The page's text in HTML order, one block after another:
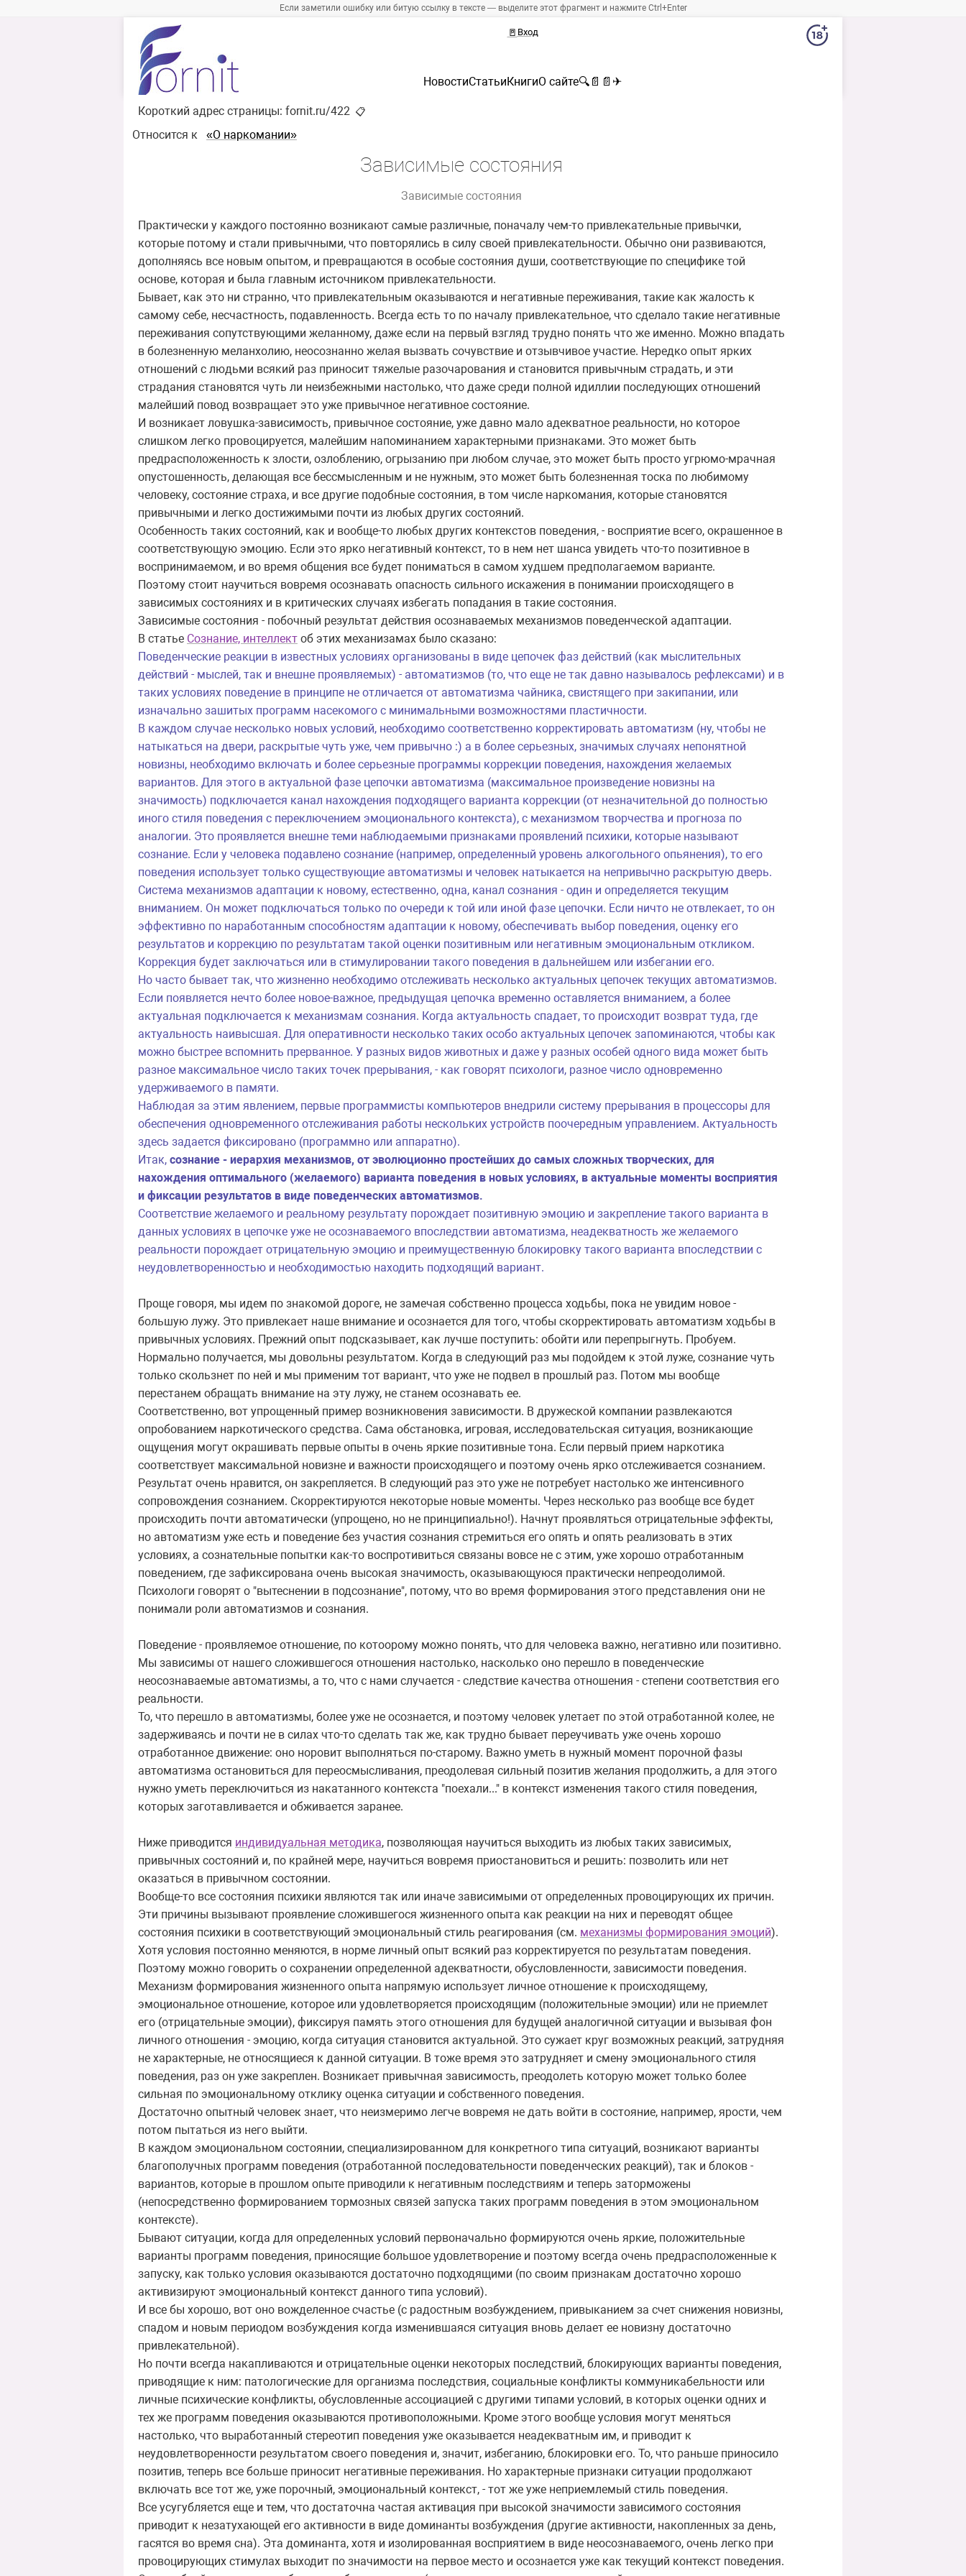
Если заметили ошибку или битую ссылку в тексте — выделите этот фрагмент и нажмите Ctrl+Enter
🚪 Вход
НовостиСтатьиКнигиО сайте🔍 📄 📄 ✈
Короткий адрес страницы: fornit.ru/422 📋
Относится к «О наркомании»
Зависимые состояния
Зависимые состояния
Практически у каждого постоянно возникают самые различные, поначалу чем-то привлекательные привычки,
которые потому и стали привычными, что повторялись в силу своей привлекательности. Обычно они развиваются,
дополняясь все новым опытом, и превращаются в особые состояния души, соответствующие по специфике той
основе, которая и была главным источником привлекательности.
Бывает, как это ни странно, что привлекательным оказываются и негативные переживания, такие как жалость к
самому себе, несчастность, подавленность. Всегда есть то по началу привлекательное, что сделало такие негативные
переживания сопутствующими желанному, даже если на первый взгляд трудно понять что же именно. Можно впадать
в болезненную меланхолию, неосознанно желая вызвать сочувствие и отзывчивое участие. Нередко опыт ярких
отношений с людьми всякий раз приносит тяжелые разочарования и становится привычным страдать, и эти
страдания становятся чуть ли неизбежными настолько, что даже среди полной идиллии последующих отношений
малейший повод возвращает это уже привычное негативное состояние.
И возникает ловушка-зависимость, привычное состояние, уже давно мало адекватное реальности, но которое
слишком легко провоцируется, малейшим напоминанием характерными признаками. Это может быть
предрасположенность к злости, озлоблению, огрызанию при любом случае, это может быть просто угрюмо-мрачная
опустошенность, делающая все бессмысленным и не нужным, это может быть болезненная тоска по любимому
человеку, состояние страха, и все другие подобные состояния, в том числе наркомания, которые становятся
привычными и легко достижимыми почти из любых других состояний.
Особенность таких состояний, как и вообще-то любых других контекстов поведения, - восприятие всего, окрашенное в
соответствующую эмоцию. Если это ярко негативный контекст, то в нем нет шанса увидеть что-то позитивное в
воспринимаемом, и во время общения все будет пониматься в самом худшем предполагаемом варианте.
Поэтому стоит научиться вовремя осознавать опасность сильного искажения в понимании происходящего в
зависимых состояниях и в критических случаях избегать попадания в такие состояния.
Зависимые состояния - побочный результат действия осознаваемых механизмов поведенческой адаптации.
В статье Сознание, интеллект об этих механизамах было сказано:
Поведенческие реакции в известных условиях организованы в виде цепочек фаз действий (как мыслительных
действий - мыслей, так и внешне проявляемых) - автоматизмов (то, что еще не так давно называлось рефлексами) и в
таких условиях поведение в принципе не отличается от автоматизма чайника, свистящего при закипании, или
изначально зашитых программ насекомого с минимальными возможностями пластичности.
В каждом случае несколько новых условий, необходимо соответственно корректировать автоматизм (ну, чтобы не
натыкаться на двери, раскрытые чуть уже, чем привычно :) а в более серьезных, значимых случаях непонятной
новизны, необходимо включать и более серьезные программы коррекции поведения, нахождения желаемых
вариантов. Для этого в актуальной фазе цепочки автоматизма (максимальное произведение новизны на
значимость) подключается канал нахождения подходящего варианта коррекции (от незначительной до полностью
иного стиля поведения с переключением эмоционального контекста), с механизмом творчества и прогноза по
аналогии. Это проявляется внешне теми наблюдаемыми признаками проявлений психики, которые называют
сознание. Если у человека подавлено сознание (например, определенный уровень алкогольного опьянения), то его
поведения использует только существующие автоматизмы и человек натыкается на непривычно раскрытую дверь.
Система механизмов адаптации к новому, естественно, одна, канал сознания - один и определяется текущим
вниманием. Он может подключаться только по очереди к той или иной фазе цепочки. Если ничто не отвлекает, то он
эффективно по наработанным способностям адаптации к новому, обеспечивать выбор поведения, оценку его
результатов и коррекцию по результатам такой оценки позитивным или негативным эмоциональным откликом.
Коррекция будет заключаться или в стимулировании такого поведения в дальнейшем или избегании его.
Но часто бывает так, что жизненно необходимо отслеживать несколько актуальных цепочек текущих автоматизмов.
Если появляется нечто более новое-важное, предыдущая цепочка временно оставляется вниманием, а более
актуальная подключается к механизмам сознания. Когда актуальность спадает, то происходит возврат туда, где
актуальность наивысшая. Для оперативности несколько таких особо актуальных цепочек запоминаются, чтобы как
можно быстрее вспомнить прерванное. У разных видов животных и даже у разных особей одного вида может быть
разное максимальное число таких точек прерывания, - как говорят психологи, разное число одновременно
удерживаемого в памяти.
Наблюдая за этим явлением, первые программисты компьютеров внедрили систему прерывания в процессоры для
обеспечения одновременного отслеживания работы нескольких устройств поочередным управлением. Актуальность
здесь задается фиксировано (программно или аппаратно).
Итак, сознание - иерархия механизмов, от эволюционно простейших до самых сложных творческих, для
нахождения оптимального (желаемого) варианта поведения в новых условиях, в актуальные моменты восприятия
и фиксации результатов в виде поведенческих автоматизмов.
Соответствие желаемого и реальному результату порождает позитивную эмоцию и закрепление такого варианта в
данных условиях в цепочке уже не осознаваемого впоследствии автоматизма, неадекватность же желаемого
реальности порождает отрицательную эмоцию и преимущественную блокировку такого варианта впоследствии с
неудовлетворенностью и необходимостью находить подходящий вариант.
Проще говоря, мы идем по знакомой дороге, не замечая собственно процесса ходьбы, пока не увидим новое -
большую лужу. Это привлекает наше внимание и осознается для того, чтобы скорректировать автоматизм ходьбы в
привычных условиях. Прежний опыт подсказывает, как лучше поступить: обойти или перепрыгнуть. Пробуем.
Нормально получается, мы довольны результатом. Когда в следующий раз мы подойдем к этой луже, сознание чуть
только скользнет по ней и мы применим тот вариант, что уже не подвел в прошлый раз. Потом мы вообще
перестанем обращать внимание на эту лужу, не станем осознавать ее.
Соответственно, вот упрощенный пример возникновения зависимости. В дружеской компании развлекаются
опробованием наркотического средства. Сама обстановка, игровая, исследовательская ситуация, возникающие
ощущения могут окрашивать первые опыты в очень яркие позитивные тона. Если первый прием наркотика
соответствует максимальной новизне и важности происходящего и поэтому очень ярко отслеживается сознанием.
Результат очень нравится, он закрепляется. В следующий раз это уже не потребует настолько же интенсивного
сопровождения сознанием. Скорректируются некоторые новые моменты. Через несколько раз вообще все будет
происходить почти автоматически (упрощено, но не принципиально!). Начнут проявляться отрицательные эффекты,
но автоматизм уже есть и поведение без участия сознания стремиться его опять и опять реализовать в этих
условиях, а сознательные попытки как-то воспротивиться связаны вовсе не с этим, уже хорошо отработанным
поведением, где зафиксирована очень высокая значимость, оказывающуюся практически непреодолимой.
Психологи говорят о "вытеснении в подсознание", потому, что во время формирования этого представления они не
понимали роли автоматизмов и сознания.
Поведение - проявляемое отношение, по котоорому можно понять, что для человека важно, негативно или позитивно.
Мы зависимы от нашего сложившегося отношения настолько, насколько оно перешло в поведенческие
неосознаваемые автоматизмы, а то, что с нами случается - следствие качества отношения - степени соответствия его
реальности.
То, что перешло в автоматизмы, более уже не осознается, и поэтому человек улетает по этой отработанной колее, не
задерживаясь и почти не в силах что-то сделать так же, как трудно бывает переучивать уже очень хорошо
отработанное движение: оно норовит выполняться по-старому. Важно уметь в нужный момент порочной фазы
автоматизма остановиться для переосмысливания, преодолевая сильный позитив желания продолжить, а для этого
нужно уметь переключиться из накатанного контекста "поехали..." в контекст изменения такого стиля поведения,
которых заготавливается и обживается заранее.
Ниже приводится индивидуальная методика, позволяющая научиться выходить из любых таких зависимых,
привычных состояний и, по крайней мере, научиться вовремя приостановиться и решить: позволить или нет
оказаться в привычном состоянии.
Вообще-то все состояния психики являются так или иначе зависимыми от определенных провоцирующих их причин.
Эти причины вызывают проявление сложившегося жизненного опыта как реакции на них и переводят общее
состояния психики в соответствующий эмоциональный стиль реагирования (см. механизмы формирования эмоций).
Хотя условия постоянно меняются, в норме личный опыт всякий раз корректируется по результатам поведения.
Поэтому можно говорить о сохранении определенной адекватности, обусловленности, зависимости поведения.
Механизм формирования жизненного опыта напрямую использует личное отношение к происходящему,
эмоциональное отношение, которое или удовлетворяется происходящим (положительные эмоции) или не приемлет
его (отрицательные эмоции), фиксируя память этого отношения для будущей аналогичной ситуации и вызывая фон
личного отношения - эмоцию, когда ситуация становится актуальной. Это сужает круг возможных реакций, затрудняя
не характерные, не относящиеся к данной ситуации. В тоже время это затрудняет и смену эмоционального стиля
поведения, раз он уже закреплен. Возникает привычная зависимость, преодолеть которую может только более
сильная по эмоциональному отклику оценка ситуации и собственного поведения.
Достаточно опытный человек знает, что неизмеримо легче вовремя не дать войти в состояние, например, ярости, чем
потом пытаться из него выйти.
В каждом эмоциональном состоянии, специализированном для конкретного типа ситуаций, возникают варианты
благополучных программ поведения (отработанной последовательности поведенческих реакций), так и блоков -
вариантов, которые в прошлом опыте приводили к негативным последствиям и теперь заторможены
(непосредственно формированием тормозных связей запуска таких программ поведения в этом эмоциональном
контексте).
Бывают ситуации, когда для определенных условий первоначально формируются очень яркие, положительные
варианты программ поведения, приносящие большое удовлетворение и поэтому всегда очень предрасположенные к
запуску, как только условия оказываются достаточно подходящими (по своим признакам достаточно хорошо
активизируют эмоциональный контекст данного типа условий).
И все бы хорошо, вот оно вожделенное счастье (с радостным возбуждением, привыканием за счет снижения новизны,
спадом и новым периодом возбуждения когда изменившаяся ситуация вновь делает ее новизну достаточно
привлекательной).
Но почти всегда накапливаются и отрицательные оценки некоторых последствий, блокирующих варианты поведения,
приводящие к ним: патологические для организма последствия, социальные конфликты коммуникабельности или
личные психические конфликты, обусловленные ассоциацией с другими типами условий, в которых оценки одних и
тех же программ поведения оказываются противоположными. Кроме этого вообще условия могут меняться
настолько, что выработанный стереотип поведения уже оказывается неадекватным им, и приводит к
неудовлетворенности результатом своего поведения и, значит, избеганию, блокировки его. То, что раньше приносило
позитив, теперь все больше приносит негативные переживания. Но характерные признаки ситуации продолжают
включать все тот же, уже порочный, эмоциональный контекст, - тот же уже неприемлемый стиль поведения.
Все усугубляется еще и тем, что достаточна частая активация при высокой значимости зависимого состояния
приводит к незатухающей его активности в виде доминанты возбуждения (другие активности, накопленных за день,
гасятся во время сна). Эта доминанта, хотя и изолированная восприятием в виде неосознаваемого, очень легко при
провоцирующих стимулах выходит по значимости на первое место и осознается уже как текущий контекст поведения.